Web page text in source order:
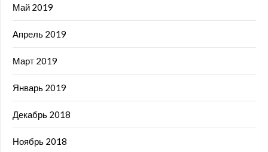
Май 2019
Апрель 2019
Март 2019
Январь 2019
Декабрь 2018
Ноябрь 2018